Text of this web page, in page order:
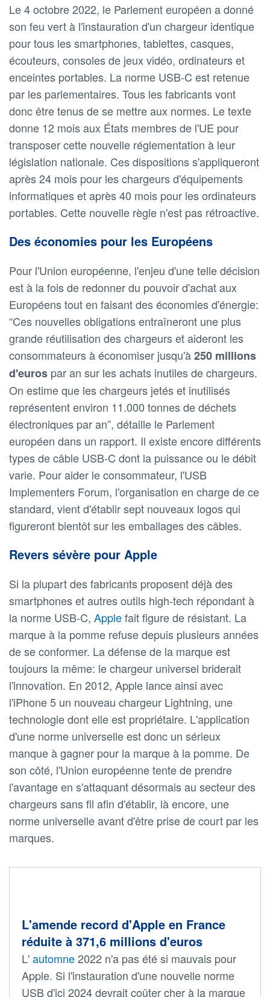
Le 4 octobre 2022, le Parlement européen a donné
son feu vert à l'instauration d'un chargeur identique
pour tous les smartphones, tablettes, casques,
écouteurs, consoles de jeux vidéo, ordinateurs et
enceintes portables. La norme USB-C est retenue
par les parlementaires. Tous les fabricants vont
donc être tenus de se mettre aux normes. Le texte
donne 12 mois aux États membres de l'UE pour
transposer cette nouvelle réglementation à leur
législation nationale. Ces dispositions s'appliqueront
après 24 mois pour les chargeurs d'équipements
informatiques et après 40 mois pour les ordinateurs
portables. Cette nouvelle règle n'est pas rétroactive.
Des économies pour les Européens
Pour l'Union européenne, l'enjeu d'une telle décision
est à la fois de redonner du pouvoir d'achat aux
Européens tout en faisant des économies d'énergie:
“Ces nouvelles obligations entraîneront une plus
grande réutilisation des chargeurs et aideront les
consommateurs à économiser jusqu'à250 millions
d'euros par an sur les achats inutiles de chargeurs.
On estime que les chargeurs jetés et inutilisés
représentent environ 11.000 tonnes de déchets
électroniques par an”, détaille le Parlement
européen dans un rapport. Il existe encore différents
types de câble USB-C dont la puissance ou le débit
varie. Pour aider le consommateur, l'USB
Implementers Forum, l'organisation en charge de ce
standard, vient d'établir sept nouveaux logos qui
figureront bientôt sur les emballages des câbles.
Revers sévère pour Apple
Si la plupart des fabricants proposent déjà des
smartphones et autres outils high-tech répondant à
la norme USB-C, Applefait figure de résistant. La
marque à la pomme refuse depuis plusieurs années
de se conformer. La défense de la marque est
toujours la même: le chargeur universel briderait
l'innovation. En 2012, Apple lance ainsi avec
l'iPhone 5 un nouveau chargeur Lightning, une
technologie dont elle est propriétaire. L'application
d'une norme universelle est donc un sérieux
manque à gagner pour la marque à la pomme. De
son côté, l'Union européenne tente de prendre
l'avantage en s'attaquant désormais au secteur des
chargeurs sans fil afin d'établir, là encore, une
norme universelle avant d'être prise de court par les
marques.
L'amende record d'Apple en France
réduite à 371,6 millions d'euros
L'automne2022 n'a pas été si mauvais pour
Apple. Si l'instauration d'une nouvelle norme
USB d'ici 2024 devrait coûter cher à la marque